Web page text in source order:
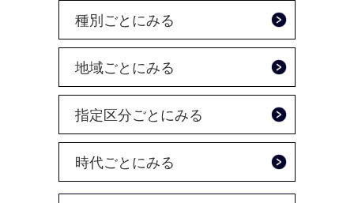
種別ごとにみる
地域ごとにみる
指定区分ごとにみる
時代ごとにみる